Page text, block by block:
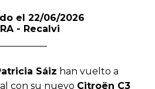
el 22/06/2026
- Recalvi
Sáiz han vuelto a
con su nuevo Citroën C3